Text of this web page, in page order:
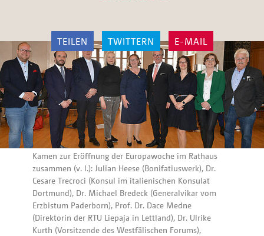
TEILEN TWITTERN E-MAIL
Kamen zur Eröffnung der Europawoche im Rathaus
zusammen (v. l.): Julian Heese (Bonifatiuswerk), Dr.
Cesare Trecroci (Konsul im italienischen Konsulat
Dortmund), Dr. Michael Bredeck (Generalvikar vom
Erzbistum Paderborn), Prof. Dr. Dace Medne
(Direktorin der RTU Liepaja in Lettland), Dr. Ulrike
Kurth (Vorsitzende des Westfälischen Forums),